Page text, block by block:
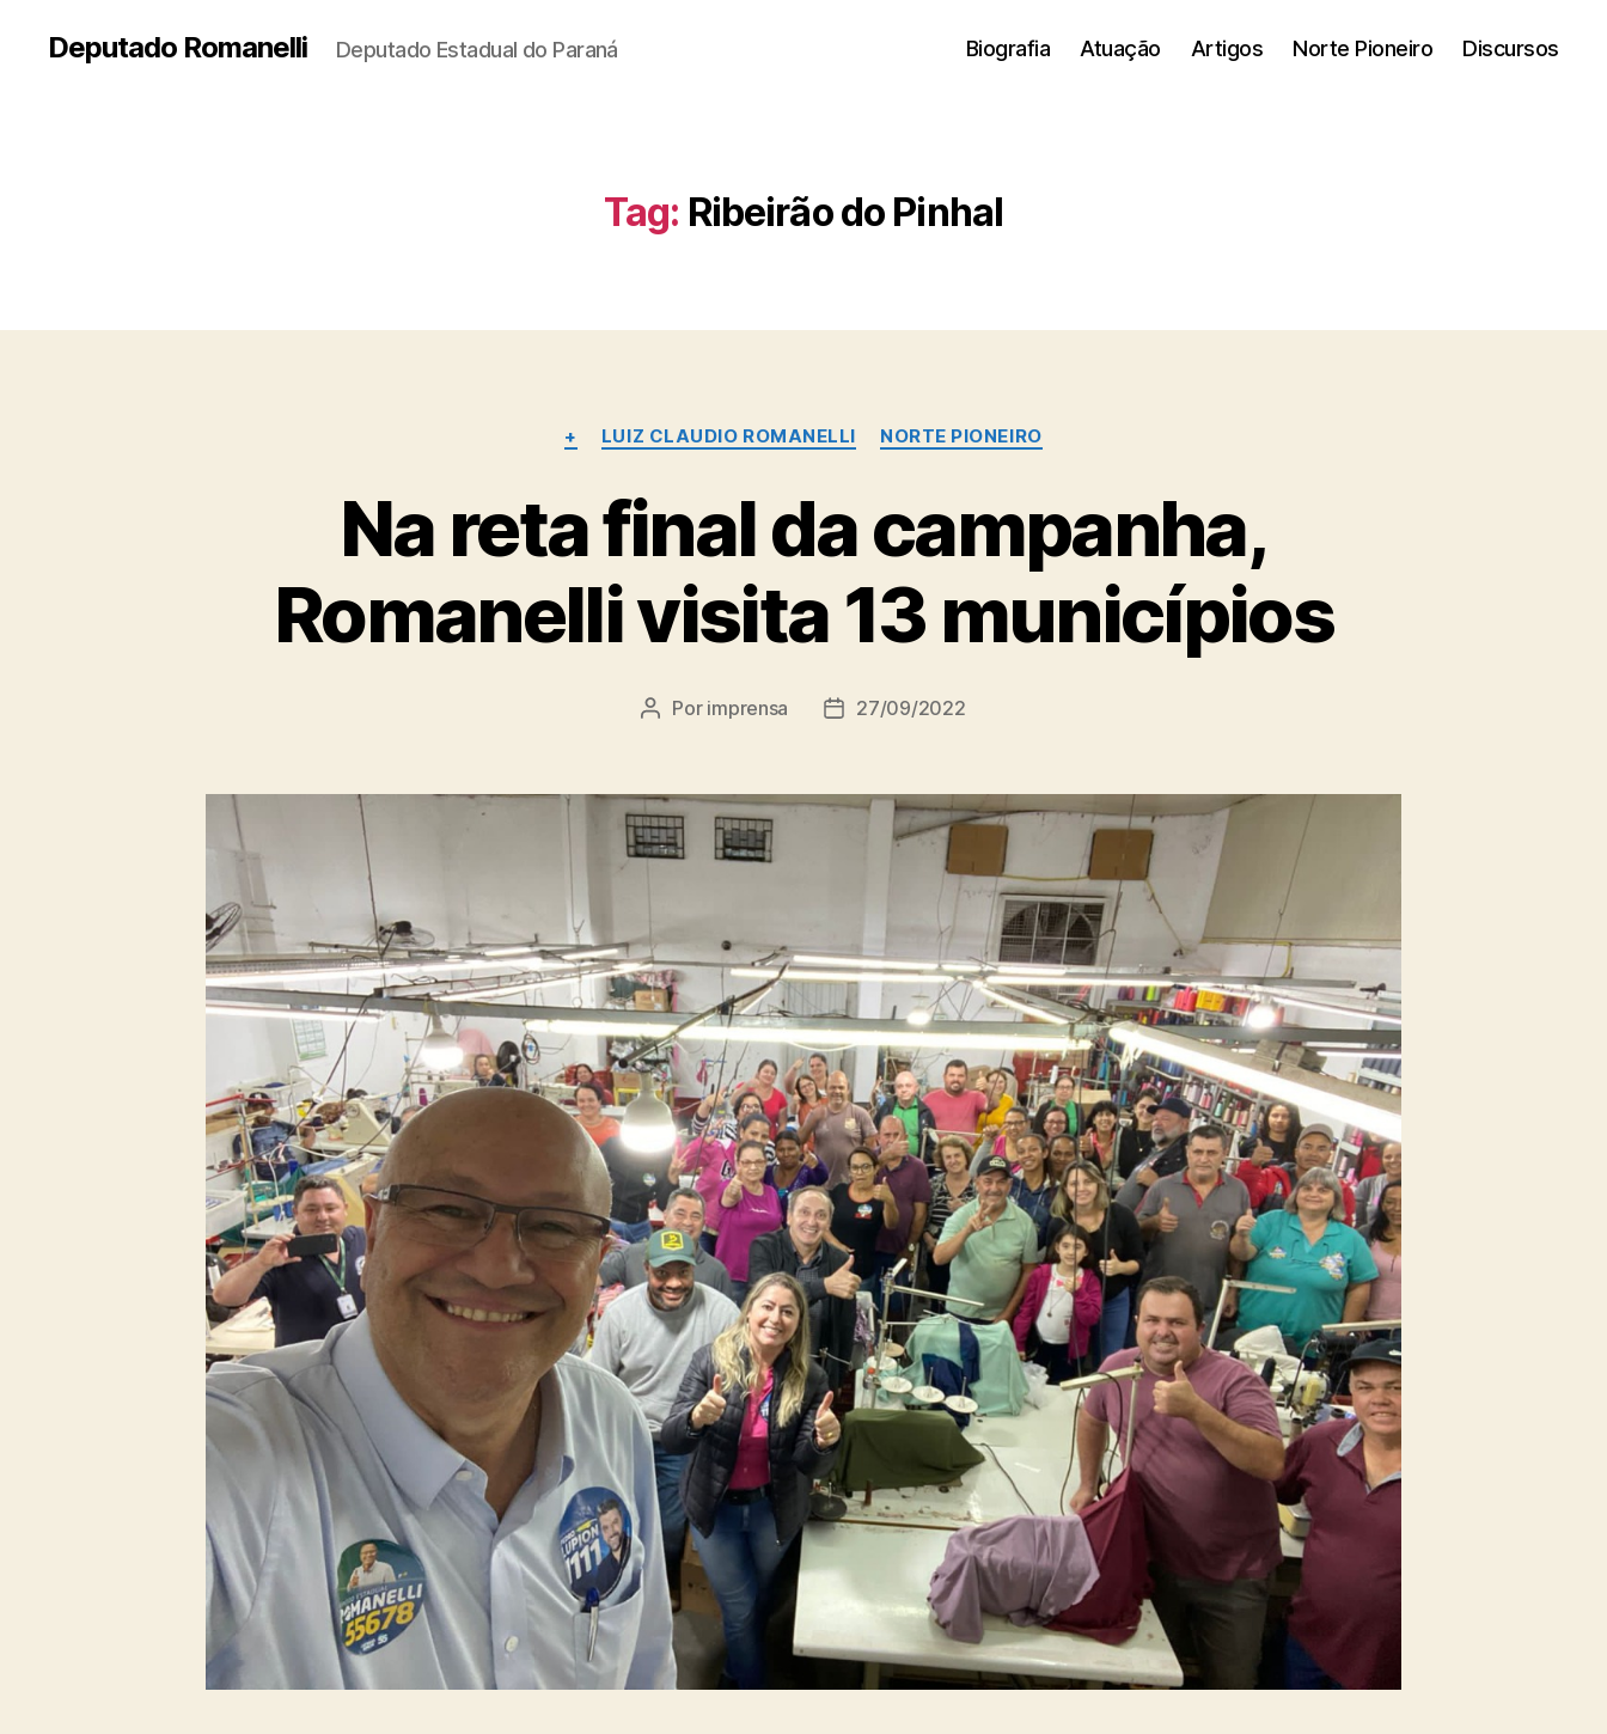
Deputado Romanelli Deputado Estadual do Paraná Biografia Atuação Artigos Norte Pioneiro Discursos
Tag: Ribeirão do Pinhal
Categorias
+ LUIZ CLAUDIO ROMANELLI NORTE PIONEIRO
Na reta final da campanha,
Romanelli visita 13 municípios
Autor
Por imprensa
Data27/09/2022